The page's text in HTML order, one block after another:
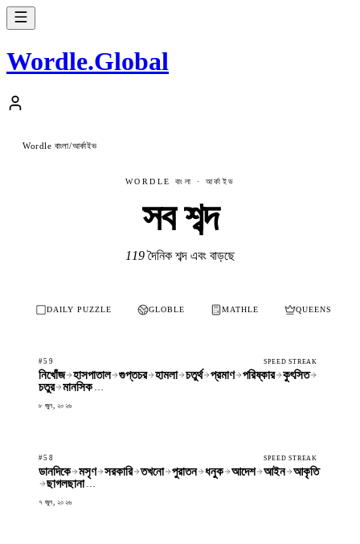
Wordle.Global
Wordle বাংলা/আর্কাইভ
WORDLE বাংলা · আর্কাইভ
সব শব্দ
119দৈনিক শব্দ এবং বাড়ছে
DAILY PUZZLE GLOBLE MATHLE QUEENS
#59 SPEED STREAK
নিখোঁজ হাসপাতাল গুপ্তচর হামলা চতুর্থ প্রমাণ পরিষ্কার
কুৎসিত
চতুর
মানসিক …
৮ জুন, ২০২৬
#58 SPEED STREAK
ডানদিকে মসৃণ সরকারি তখনো পুরাতন ধনুক আদেশ আইন
আকৃতি
ছাগলছানা …
৭ জুন, ২০২৬